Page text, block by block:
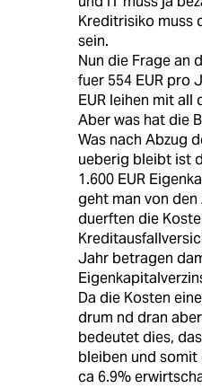
Kreditrisiko muss
sein.
Nun die Frage an
fuer 554 EUR pro
EUR leihen mit all
Aber was hat die
Was nach Abzug
ueberig bleibt ist
1.600 EUR
geht man von den
duerften die
Jahr betragen
Da die Kosten
drum nd dran
bedeutet dies,
bleiben und
ca 6.9%